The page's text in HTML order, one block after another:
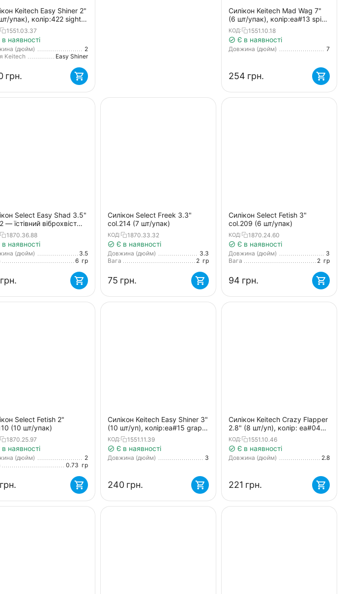
Keitech Easy Shiner 2"
упак), колір:422 sight
1551.03.37
наявності
(дюйм)
2
Keitech
Easy Shiner
грн.
Силікон Keitech Mad Wag 7"
(6 шт/упак), колір:ea#13 spicy
mustard/blue
КОД: 1551.10.18
Є в наявності
Довжина (дюйм) 7
‍254‍ грн.
Select Easy Shad 3.5"
— їстівний віброхвіст
щуки та великого
(5 шт/упак)
1870.36.88
наявності
(дюйм)
3.5
6 гр
грн.
Силікон Select Freek 3.3"
col.214 (7 шт/упак)
КОД: 1870.33.32
Є в наявності
Довжина (дюйм)
3.3
Вага
2 гр
‍75‍ грн.
Силікон Select Fetish 3"
col.209 (6 шт/упак)
КОД: 1870.24.60
Є в наявності
Довжина (дюйм)
3
Вага
2 гр
‍94‍ грн.
Select Fetish 2"
(10 шт/упак)
1870.25.97
наявності
(дюйм)
2
0.73 гр
грн.
Силікон Keitech Easy Shiner 3"
(10 шт/уп), колір:ea#15 grape
chart red flk
КОД: 1551.11.39
Є в наявності
Довжина (дюйм) 3
‍240‍ грн.
Силікон Keitech Crazy Flapper
2.8" (8 шт/уп), колір: ea#04
violet
КОД: 1551.10.46
Є в наявності
Довжина (дюйм) 2.8
‍221‍ грн.